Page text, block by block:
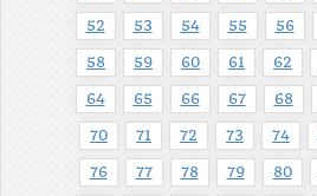
52 53 54 55 56
58 59 60 61 62
64 65 66 67 68
70 71 72 73 74
76 77 78 79 80